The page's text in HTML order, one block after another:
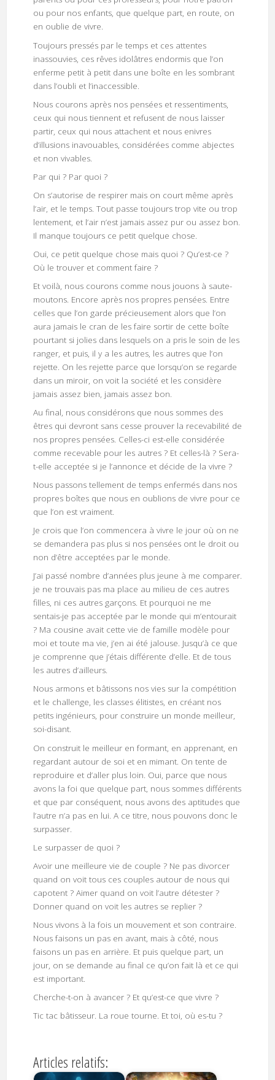
ou pour nos enfants, que quelque part, en route, on
en oublie de vivre.
Toujours pressés par le temps et ces attentes
inassouvies, ces rêves idolâtres endormis que l’on
enferme petit à petit dans une boîte en les sombrant
dans l’oubli et l’inaccessible.
Nous courons après nos pensées et ressentiments,
ceux qui nous tiennent et refusent de nous laisser
partir, ceux qui nous attachent et nous enivres
d’illusions inavouables, considérées comme abjectes
et non vivables.
Par qui ? Par quoi ?
On s’autorise de respirer mais on court même après
l’air, et le temps. Tout passe toujours trop vite ou trop
lentement, et l’air n’est jamais assez pur ou assez bon.
Il manque toujours ce petit quelque chose.
Oui, ce petit quelque chose mais quoi ? Qu’est-ce ?
Où le trouver et comment faire ?
Et voilà, nous courons comme nous jouons à saute-
moutons. Encore après nos propres pensées. Entre
celles que l’on garde précieusement alors que l’on
aura jamais le cran de les faire sortir de cette boîte
pourtant si jolies dans lesquels on a pris le soin de les
ranger, et puis, il y a les autres, les autres que l’on
rejette. On les rejette parce que lorsqu’on se regarde
dans un miroir, on voit la société et les considère
jamais assez bien, jamais assez bon.
Au final, nous considérons que nous sommes des
êtres qui devront sans cesse prouver la recevabilité de
nos propres pensées. Celles-ci est-elle considérée
comme recevable pour les autres ? Et celles-là ? Sera-
t-elle acceptée si je l’annonce et décide de la vivre ?
Nous passons tellement de temps enfermés dans nos
propres boîtes que nous en oublions de vivre pour ce
que l’on est vraiment.
Je crois que l’on commencera à vivre le jour où on ne
se demandera pas plus si nos pensées ont le droit ou
non d’être acceptées par le monde.
J’ai passé nombre d’années plus jeune à me comparer.
je ne trouvais pas ma place au milieu de ces autres
filles, ni ces autres garçons. Et pourquoi ne me
sentais-je pas acceptée par le monde qui m’entourait
? Ma cousine avait cette vie de famille modèle pour
moi et toute ma vie, j’en ai été jalouse. Jusqu’à ce que
je comprenne que j’étais différente d’elle. Et de tous
les autres d’ailleurs.
Nous armons et bâtissons nos vies sur la compétition
et le challenge, les classes élitistes, en créant nos
petits ingénieurs, pour construire un monde meilleur,
soi-disant.
On construit le meilleur en formant, en apprenant, en
regardant autour de soi et en mimant. On tente de
reproduire et d’aller plus loin. Oui, parce que nous
avons la foi que quelque part, nous sommes différents
et que par conséquent, nous avons des aptitudes que
l’autre n’a pas en lui. A ce titre, nous pouvons donc le
surpasser.
Le surpasser de quoi ?
Avoir une meilleure vie de couple ? Ne pas divorcer
quand on voit tous ces couples autour de nous qui
capotent ? Aimer quand on voit l’autre détester ?
Donner quand on voit les autres se replier ?
Nous vivons à la fois un mouvement et son contraire.
Nous faisons un pas en avant, mais à côté, nous
faisons un pas en arrière. Et puis quelque part, un
jour, on se demande au final ce qu’on fait là et ce qui
est important.
Cherche-t-on à avancer ? Et qu’est-ce que vivre ?
Tic tac bâtisseur. La roue tourne. Et toi, où es-tu ?
Articles relatifs: